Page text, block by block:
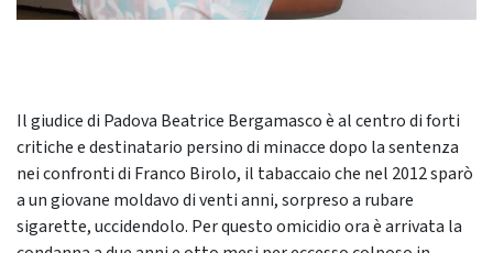
Il giudice di Padova Beatrice Bergamasco è al centro di forti
critiche e destinatario persino di minacce dopo la sentenza
nei confronti di Franco Birolo, il tabaccaio che nel 2012 sparò
a un giovane moldavo di venti anni, sorpreso a rubare
sigarette, uccidendolo. Per questo omicidio ora è arrivata la